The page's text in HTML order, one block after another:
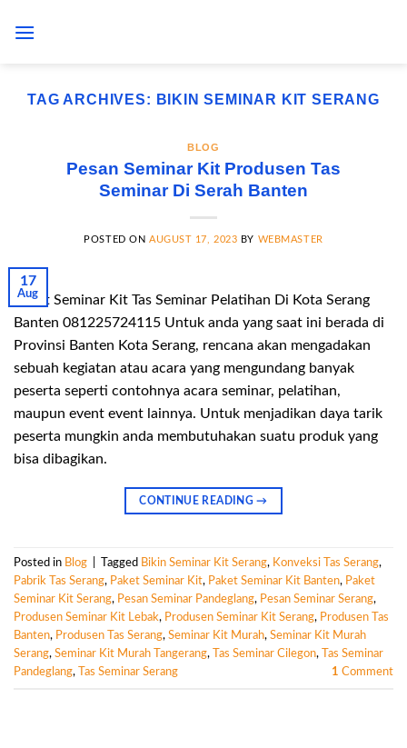
TAG ARCHIVES: BIKIN SEMINAR KIT SERANG
BLOG
Pesan Seminar Kit Produsen Tas
Seminar Di Serah Banten
POSTED ON AUGUST 17, 2023 BY WEBMASTER
17
Aug
Paket Seminar Kit Tas Seminar Pelatihan Di Kota Serang
Banten 081225724115 Untuk anda yang saat ini berada di
Provinsi Banten Kota Serang, rencana akan mengadakan
sebuah kegiatan atau acara yang mengundang banyak
peserta seperti contohnya acara seminar, pelatihan,
maupun event event lainnya. Untuk menjadikan daya tarik
peserta mungkin anda membutuhakan suatu produk yang
bisa dibagikan.
CONTINUE READING→
Posted in Blog Tagged Bikin Seminar Kit Serang, Konveksi Tas Serang,
Pabrik Tas Serang, Paket Seminar Kit, Paket Seminar Kit Banten, Paket
Seminar Kit Serang, Pesan Seminar Pandeglang, Pesan Seminar Serang,
Produsen Seminar Kit Lebak, Produsen Seminar Kit Serang, Produsen Tas
Banten, Produsen Tas Serang, Seminar Kit Murah, Seminar Kit Murah
Serang, Seminar Kit Murah Tangerang, Tas Seminar Cilegon,
Tas Seminar
Pandeglang, Tas Seminar Serang 1 Comment